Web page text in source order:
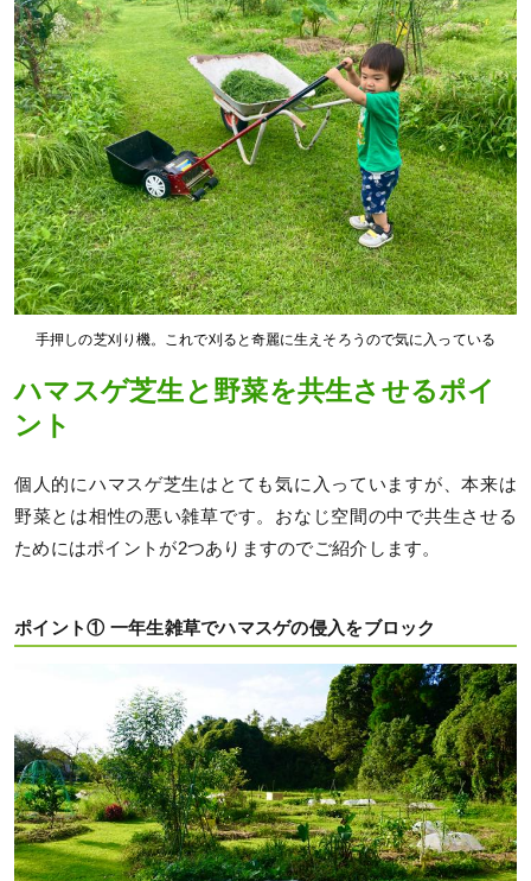
手押しの芝刈り機。これで刈ると奇麗に生えそろうので気に入っている
ハマスゲ芝生と野菜を共生させるポイ
ント
個人的にハマスゲ芝生はとても気に入っていますが、本来は
野菜とは相性の悪い雑草です。おなじ空間の中で共生させる
ためにはポイントが2つありますのでご紹介します。
ポイント① 一年生雑草でハマスゲの侵入をブロック